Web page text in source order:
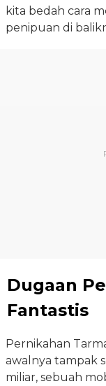
kita bedah cara
penipuan di
Dugaan
Fantastis
Pernikahan
awalnya tampak
miliar, sebuah